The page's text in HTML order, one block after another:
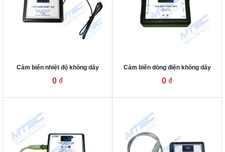
Cảm biến nhiệt độ không dây
0 ₫
Cảm biến dòng điện không dây
0 ₫